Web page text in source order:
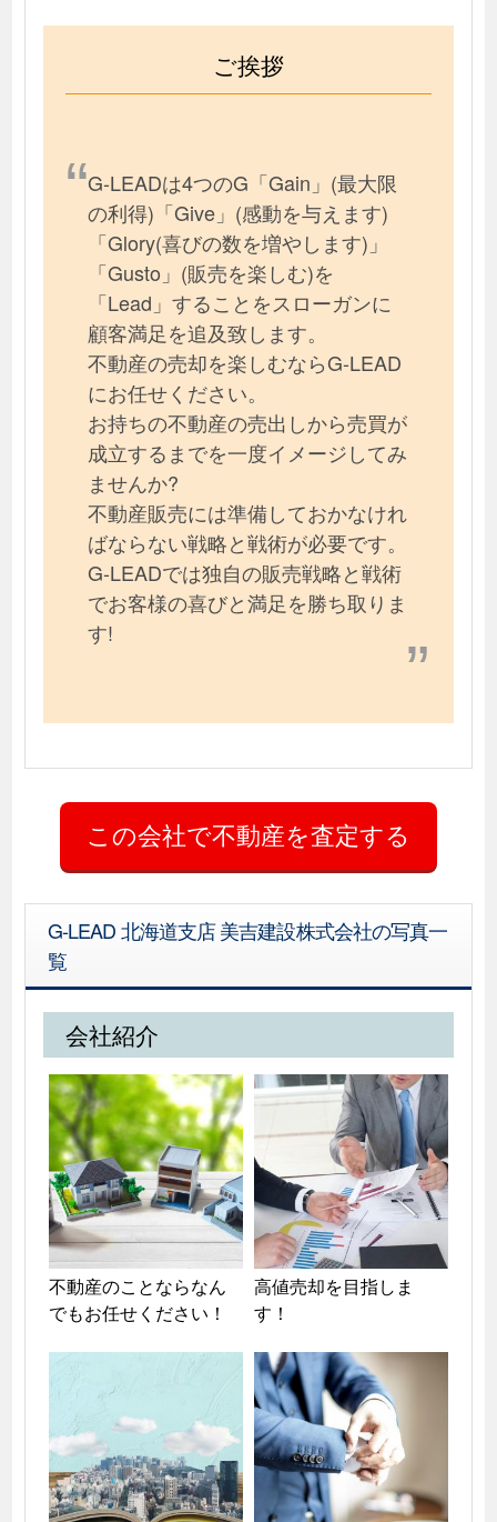
ご挨拶
G-LEADは4つのG「Gain」(最大限
の利得)「Give」(感動を与えます)
「Glory(喜びの数を増やします)」
「Gusto」(販売を楽しむ)を
「Lead」することをスローガンに
顧客満足を追及致します。
不動産の売却を楽しむならG-LEAD
にお任せください。
お持ちの不動産の売出しから売買が
成立するまでを一度イメージしてみ
ませんか?
不動産販売には準備しておかなけれ
ばならない戦略と戦術が必要です。
G-LEADでは独自の販売戦略と戦術
でお客様の喜びと満足を勝ち取りま
す!
G-LEAD 北海道支店 美吉建設株式会社の写真一
覧
会社紹介
不動産のことならなん
でもお任せください！
高値売却を目指しま
す！